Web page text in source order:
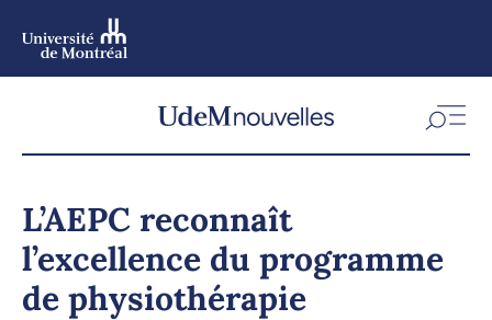
L’AEPC reconnaît
l’excellence du programme
de physiothérapie